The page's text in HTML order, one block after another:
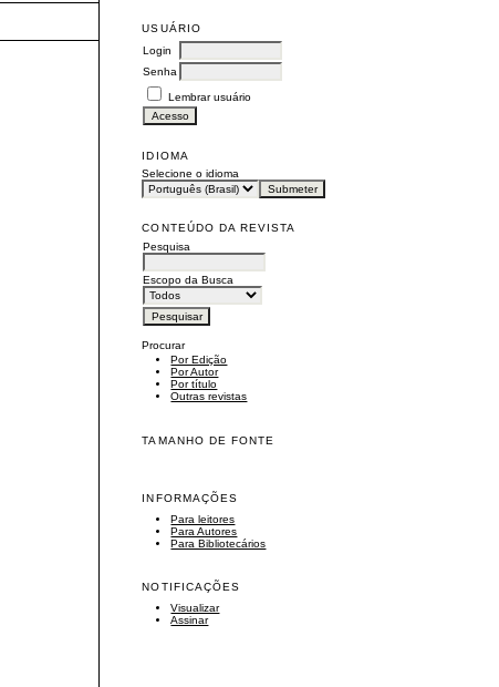
USUÁRIO
Login
Senha
Lembrar usuário
IDIOMA
Selecione o idioma
CONTEÚDO DA REVISTA
Pesquisa
Escopo da Busca
Procurar
Por Edição
Por Autor
Por título
Outras revistas
TAMANHO DE FONTE
INFORMAÇÕES
Para leitores
Para Autores
Para Bibliotecários
NOTIFICAÇÕES
Visualizar
Assinar